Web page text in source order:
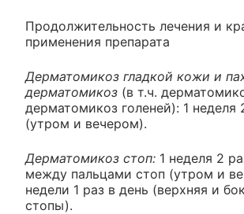
Продолжительность лечения и
применения препарата
Дерматомикоз гладкой кожи и
дерматомикоз (в т.ч.
дерматомикоз голеней): 1 неделя
(утром и вечером).
Дерматомикоз стоп: 1 неделя 2
между пальцами стоп (утром и
недели 1 раз в день (верхняя и
стопы).